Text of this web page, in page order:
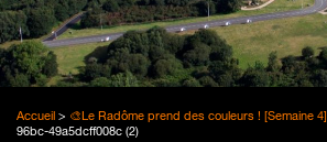
Accueil > 🎨Le Radôme prend des couleurs ! [Semaine 4]
96bc-49a5dcff008c (2)